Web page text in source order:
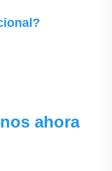
ahora